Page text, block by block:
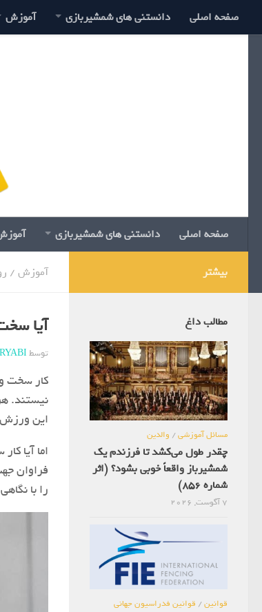
صفحه اصلی دانستنی های شمشیربازی آموزش
صفحه اصلی دانستنی های شمشیربازی
آموزش /
آیا
توسط
کار سخت
نیستند.
این
اما آیا
فراوان
را با
بیشتر
مطالب داغ
مسائل آموزشی/ والدین
چقدر طول می‌کشد تا فرزندم یک
شمشیرباز واقعاً خوبی بشود؟ (اثر
شماره 856)
7 آگوست, 2026
قوانین/ قوانین فدراسیون جهانی